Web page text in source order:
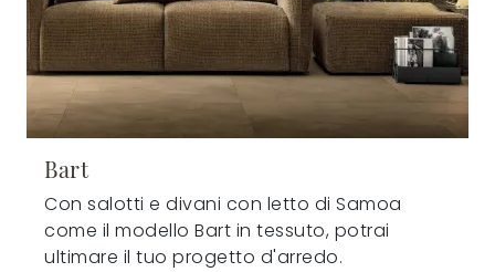
Bart
Con salotti e divani con letto di Samoa
come il modello Bart in tessuto, potrai
ultimare il tuo progetto d'arredo.